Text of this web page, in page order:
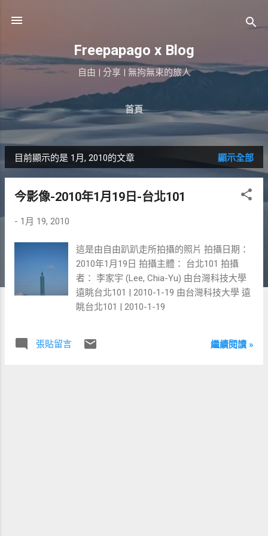
Freepapago x Blog
自由 | 分享 | 無拘無束的旅人
首頁
發
章
目前顯示的是 1月, 2010的文章 顯示全部
今影像-2010年1月19日-台北101
- 1月 19, 2010
這是由自由趴趴走所拍攝的照片 拍攝日期：
2010年1月19日 拍攝主體： 台北101 拍攝
者： 李家宇 (Lee, Chia-Yu) 由台灣科技大學
遠眺台北101 | 2010-1-19 由台灣科技大學 遠
眺台北101 | 2010-1-19
張貼留言 繼續閱讀 »